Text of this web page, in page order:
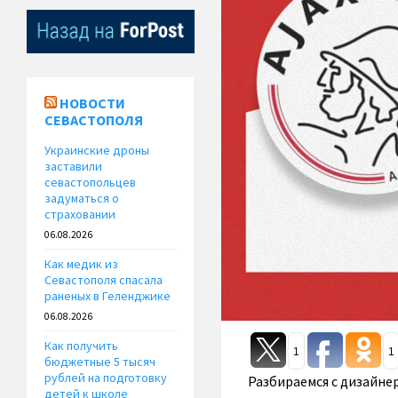
1 1
Разбираемся с
НОВОСТИ
СЕВАСТОПОЛЯ
Украинские дроны
заставили
севастопольцев
задуматься о
страховании
06.08.2026
Как медик из
Севастополя спасала
раненых в Геленджике
06.08.2026
Как получить
бюджетные 5 тысяч
рублей на подготовку
детей к школе